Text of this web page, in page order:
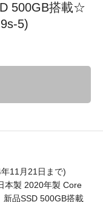
500GB搭載☆
5)
11月21日まで)
本製 2020年製 Core
新品SSD 500GB搭載